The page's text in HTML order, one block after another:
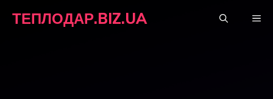
ТЕПЛОДАР.BIZ.UA